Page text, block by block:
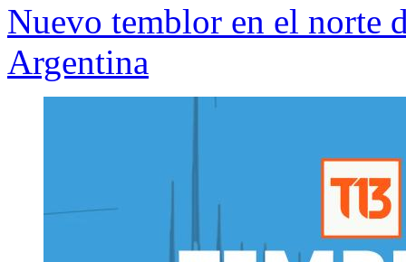
Nuevo temblor en el norte
Argentina